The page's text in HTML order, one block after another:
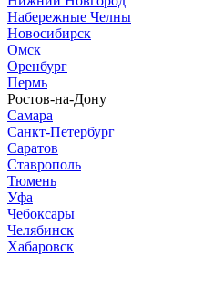
Набережные Челны
Новосибирск
Омск
Оренбург
Пермь
Ростов-на-Дону
Самара
Санкт-Петербург
Саратов
Ставрополь
Тюмень
Уфа
Чебоксары
Челябинск
Хабаровск